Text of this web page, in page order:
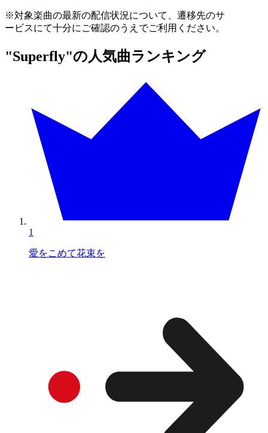
※対象楽曲の最新の配信状況について、遷移先のサ
ービスにて十分にご確認のうえでご利用ください。
"Superfly"の人気曲ランキング
1
愛をこめて花束を